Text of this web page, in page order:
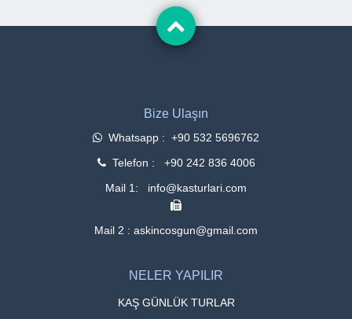
Bize Ulaşın
Whatsapp : +90 532 5696762
Telefon : +90 242 836 4006
Mail 1: info@kasturlari.com
Mail 2 : askincosgun@gmail.com
NELER YAPILIR
KAŞ GÜNLÜK TURLAR